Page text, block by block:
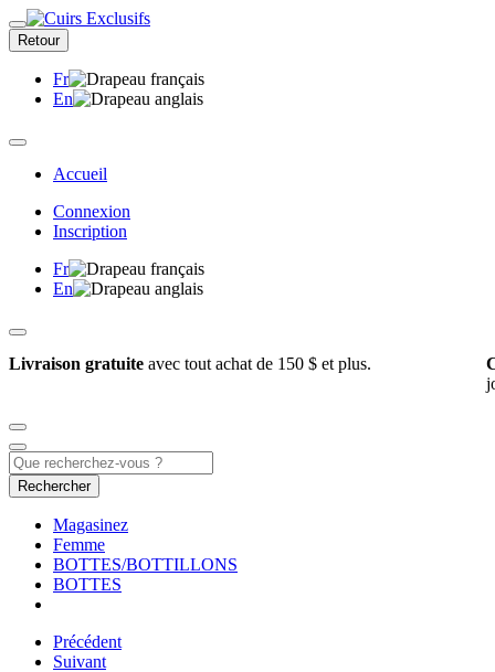
Retour
Fr
En
Accueil
Connexion
Inscription
Fr
En
Livraison gratuite avec tout achat de 150 $ et plus.
Rechercher
Magasinez
Femme
BOTTES/BOTTILLONS
BOTTES
Précédent
Suivant